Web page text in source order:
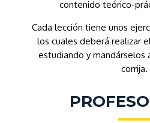
contenido teórico-
Cada lección tiene unos
los cuales deberá realizar
estudiando y mandárselos
corrija.